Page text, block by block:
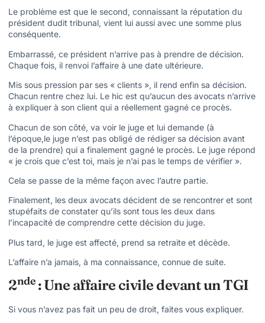
Le problème est que le second, connaissant la réputation du
président dudit tribunal, vient lui aussi avec une somme plus
conséquente.
Embarrassé, ce président n’arrive pas à prendre de décision.
Chaque fois, il renvoi l’affaire à une date ultérieure.
Mis sous pression par ses « clients », il rend enfin sa décision.
Chacun rentre chez lui. Le hic est qu’aucun des avocats n’arrive
à expliquer à son client qui a réellement gagné ce procès.
Chacun de son côté, va voir le juge et lui demande (à
l’époque,le juge n’est pas obligé de rédiger sa décision avant
de la prendre) qui a finalement gagné le procès. Le juge répond
« je crois que c’est toi, mais je n’ai pas le temps de vérifier ».
Cela se passe de la même façon avec l’autre partie.
Finalement, les deux avocats décident de se rencontrer et sont
stupéfaits de constater qu’ils sont tous les deux dans
l’incapacité de comprendre cette décision du juge.
Plus tard, le juge est affecté, prend sa retraite et décède.
L’affaire n’a jamais, à ma connaissance, connue de suite.
2nde : Une affaire civile devant un TGI
Si vous n’avez pas fait un peu de droit, faites vous expliquer.